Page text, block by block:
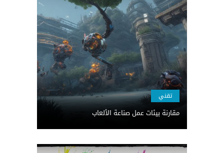
تقني
مقارنة بيئات عمل صناعة الألعاب